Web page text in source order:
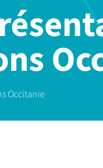
Occitanie